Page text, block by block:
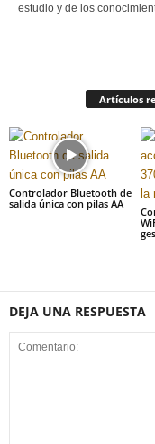
estudio y de los
Artículos
Controlador Bluetooth de
salida única con pilas AA
DEJA UNA RESPUESTA